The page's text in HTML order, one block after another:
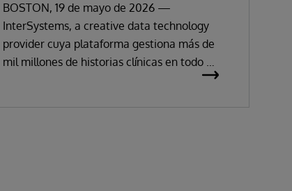
certificación del Reglamento
Europeo de Dispositivos Médicos
BOSTON, 19 de mayo de 2026 —
InterSystems, a creative data technology
provider cuya plataforma gestiona más de
mil millones de historias clínicas en todo el
mundo, ha anunciado que sus soluciones de